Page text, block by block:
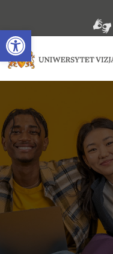
Open toolbar